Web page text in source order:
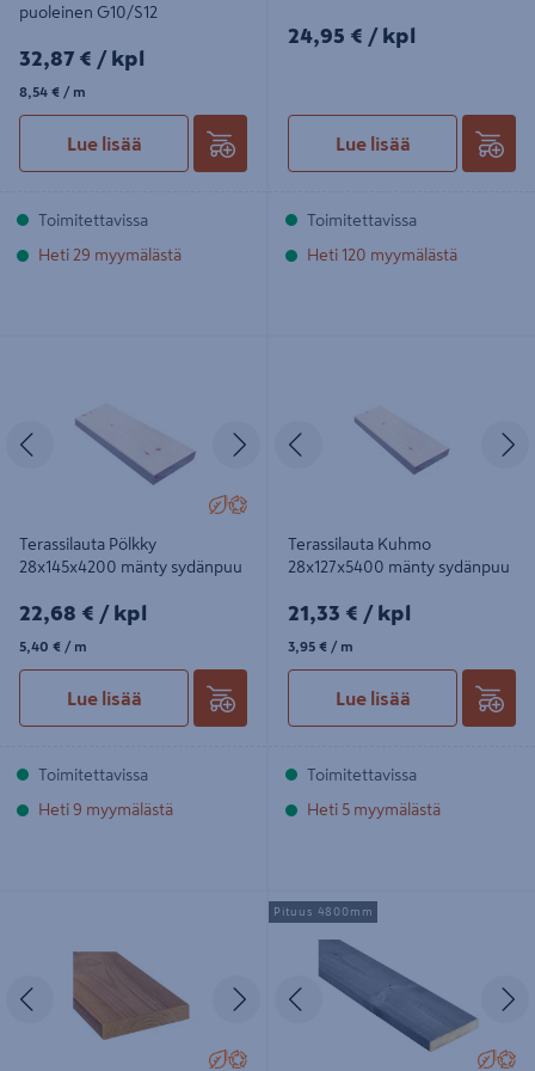
puoleinen G10/S12
32,87€/kpl
32,87 € / kpl
8,54€/m
8,54 € / m
Lue lisää
Toimitettavissa
Heti 29 myymälästä
24,95€/kpl
24,95 € / kpl
Lue lisää
Toimitettavissa
Heti 120 myymälästä
Edellinen Seuraava
Terassilauta Pölkky
28x145x4200 mänty sydänpuu
22,68€/kpl
22,68 € / kpl
5,40€/m
5,40 € / m
Lue lisää
Toimitettavissa
Heti 9 myymälästä
Edellinen
Terassilauta Kuhmo
28x127x5400 mänty sydänpuu
21,33€/kpl
21,33 € / kpl
3,95€/m
3,95 € / m
Lue lisää
Toimitettavissa
Heti 5 myymälästä
Seuraava
Terassilauta Cello kestopuu harmaa
sileä 28x145x4800 NTR/AB
Edellinen
Pituus 4800mm